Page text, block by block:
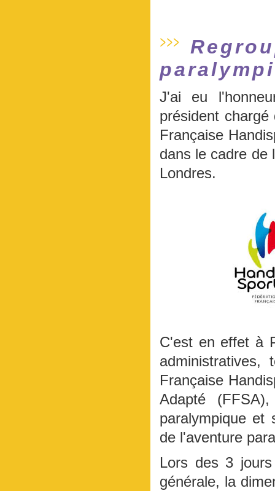
J'ai eu
président
Française
dans le cadre de
Londres.
C'est en effet à
Française
Adapté
paralympique et
de l'aventure
Lors des 3
générale, la